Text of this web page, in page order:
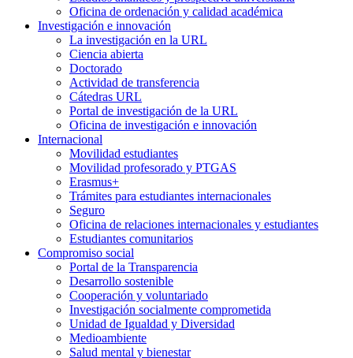
Oficina de ordenación y calidad académica
Investigación e innovación
La investigación en la URL
Ciencia abierta
Doctorado
Actividad de transferencia
Cátedras URL
Portal de investigación de la URL
Oficina de investigación e innovación
Internacional
Movilidad estudiantes
Movilidad profesorado y PTGAS
Erasmus+
Trámites para estudiantes internacionales
Seguro
Oficina de relaciones internacionales y estudiantes
Estudiantes comunitarios
Compromiso social
Portal de la Transparencia
Desarrollo sostenible
Cooperación y voluntariado
Investigación socialmente comprometida
Unidad de Igualdad y Diversidad
Medioambiente
Salud mental y bienestar